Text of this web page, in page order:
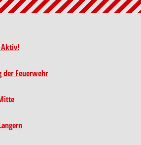
der Feuerwehr